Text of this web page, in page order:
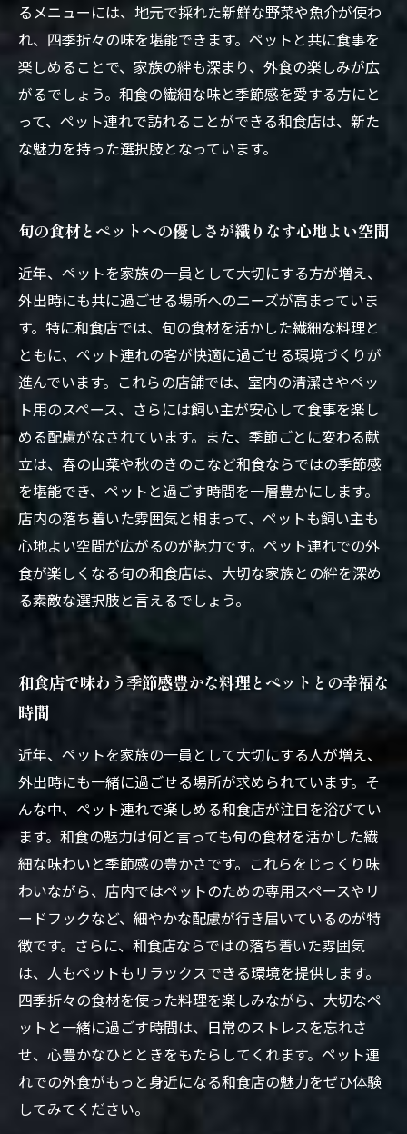
るメニューには、地元で採れた新鮮な野菜や魚介が使わ
れ、四季折々の味を堪能できます。ペットと共に食事を
楽しめることで、家族の絆も深まり、外食の楽しみが広
がるでしょう。和食の繊細な味と季節感を愛する方にと
って、ペット連れで訪れることができる和食店は、新た
な魅力を持った選択肢となっています。
旬の食材とペットへの優しさが織りなす心地よい空間
近年、ペットを家族の一員として大切にする方が増え、
外出時にも共に過ごせる場所へのニーズが高まっていま
す。特に和食店では、旬の食材を活かした繊細な料理と
ともに、ペット連れの客が快適に過ごせる環境づくりが
進んでいます。これらの店舗では、室内の清潔さやペッ
ト用のスペース、さらには飼い主が安心して食事を楽し
める配慮がなされています。また、季節ごとに変わる献
立は、春の山菜や秋のきのこなど和食ならではの季節感
を堪能でき、ペットと過ごす時間を一層豊かにします。
店内の落ち着いた雰囲気と相まって、ペットも飼い主も
心地よい空間が広がるのが魅力です。ペット連れでの外
食が楽しくなる旬の和食店は、大切な家族との絆を深め
る素敵な選択肢と言えるでしょう。
和食店で味わう季節感豊かな料理とペットとの幸福な
時間
近年、ペットを家族の一員として大切にする人が増え、
外出時にも一緒に過ごせる場所が求められています。そ
んな中、ペット連れで楽しめる和食店が注目を浴びてい
ます。和食の魅力は何と言っても旬の食材を活かした繊
細な味わいと季節感の豊かさです。これらをじっくり味
わいながら、店内ではペットのための専用スペースやリ
ードフックなど、細やかな配慮が行き届いているのが特
徴です。さらに、和食店ならではの落ち着いた雰囲気
は、人もペットもリラックスできる環境を提供します。
四季折々の食材を使った料理を楽しみながら、大切なペ
ットと一緒に過ごす時間は、日常のストレスを忘れさ
せ、心豊かなひとときをもたらしてくれます。ペット連
れでの外食がもっと身近になる和食店の魅力をぜひ体験
してみてください。